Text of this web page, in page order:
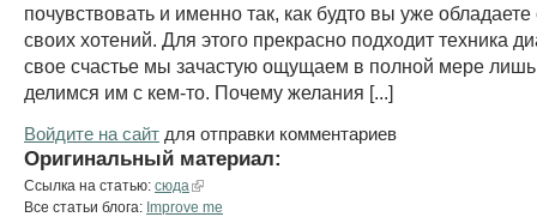
почувствовать и именно так, как будто вы уже
своих хотений. Для этого прекрасно подходит техника
свое счастье мы зачастую ощущаем в полной мере лишь
делимся им с кем-то. Почему желания [...]
Войдите на сайт для отправки комментариев
Оригинальный материал:
Ссылка на статью: сюда
Все статьи блога: Improve me